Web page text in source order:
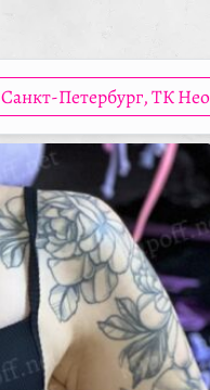
Санкт-Петербург, ТК Нео